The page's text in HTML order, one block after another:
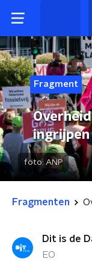
Fragment
ingrijpen
foto: ANP
Fragmenten
Dit is de
EO